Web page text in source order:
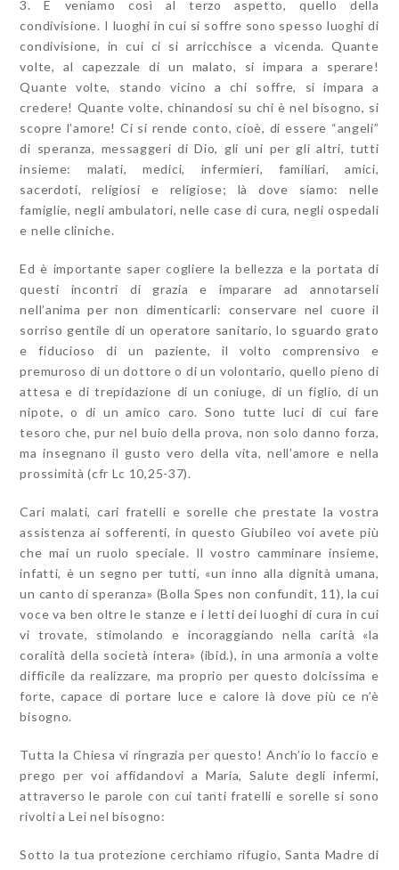
3. E veniamo così al terzo aspetto, quello della
condivisione. I luoghi in cui si soffre sono spesso luoghi di
condivisione, in cui ci si arricchisce a vicenda. Quante
volte, al capezzale di un malato, si impara a sperare!
Quante volte, stando vicino a chi soffre, si impara a
credere! Quante volte, chinandosi su chi è nel bisogno, si
scopre l’amore! Ci si rende conto, cioè, di essere “angeli”
di speranza, messaggeri di Dio, gli uni per gli altri, tutti
insieme: malati, medici, infermieri, familiari, amici,
sacerdoti, religiosi e religiose; là dove siamo: nelle
famiglie, negli ambulatori, nelle case di cura, negli ospedali
e nelle cliniche.
Ed è importante saper cogliere la bellezza e la portata di
questi incontri di grazia e imparare ad annotarseli
nell’anima per non dimenticarli: conservare nel cuore il
sorriso gentile di un operatore sanitario, lo sguardo grato
e fiducioso di un paziente, il volto comprensivo e
premuroso di un dottore o di un volontario, quello pieno di
attesa e di trepidazione di un coniuge, di un figlio, di un
nipote, o di un amico caro. Sono tutte luci di cui fare
tesoro che, pur nel buio della prova, non solo danno forza,
ma insegnano il gusto vero della vita, nell’amore e nella
prossimità (cfr Lc 10,25-37).
Cari malati, cari fratelli e sorelle che prestate la vostra
assistenza ai sofferenti, in questoGiubileo voi avete più
che mai un ruolo speciale. Il vostro camminare insieme,
infatti, è un segno per tutti, «un inno alla dignità umana,
un canto di speranza» (Bolla Spes non confundit, 11), la cui
voce va ben oltre le stanze e i letti dei luoghi di cura in cui
vi trovate, stimolando e incoraggiando nella carità «la
coralità della società intera» (ibid.), in una armonia a volte
difficile da realizzare, ma proprio per questo dolcissima e
forte, capace di portare luce e calore là dove più ce n’è
bisogno.
Tutta la Chiesa vi ringrazia per questo! Anch’io lo faccio e
prego per voi affidandovi a Maria, Salute degli infermi,
attraverso le parole con cui tanti fratelli e sorelle si sono
rivolti a Lei nel bisogno:
Sotto la tua protezione cerchiamo rifugio, Santa Madre di